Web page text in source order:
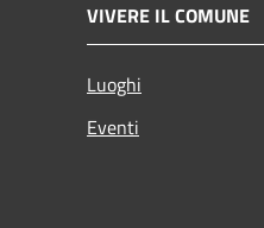
VIVERE IL COMUNE
Luoghi
Eventi